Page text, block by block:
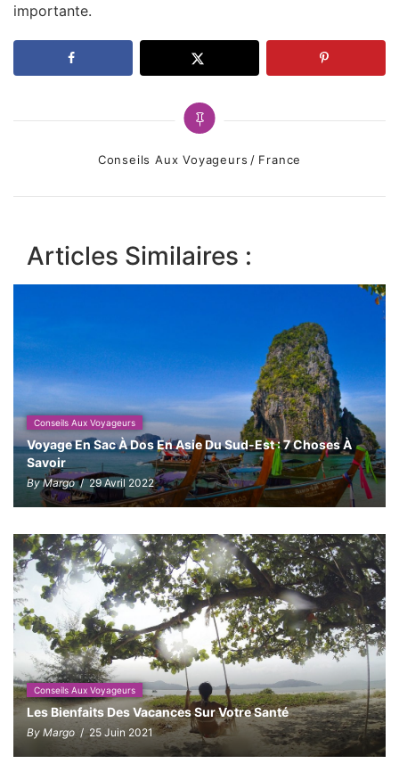
importante.
Categories
Conseils Aux Voyageurs France
Articles Similaires :
Conseils Aux Voyageurs
Voyage En Sac À Dos En Asie Du Sud-Est : 7 Choses À
Savoir
By Margo/ 29 Avril 2022
Conseils Aux Voyageurs
Les Bienfaits Des Vacances Sur Votre Santé
By Margo / 25 Juin 2021